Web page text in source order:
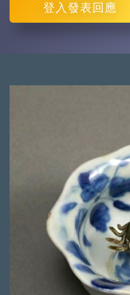
登入 發表回應